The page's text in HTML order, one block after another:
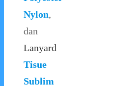
Nylon,
dan
Lanyard
Tisue
Sublim